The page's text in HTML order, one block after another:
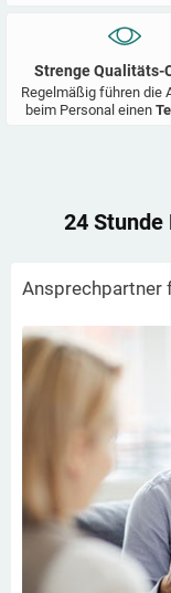
Strenge Qualitäts-
Regelmäßig führen die
beim Personal einen
24 Stunde
Ansprechpartner